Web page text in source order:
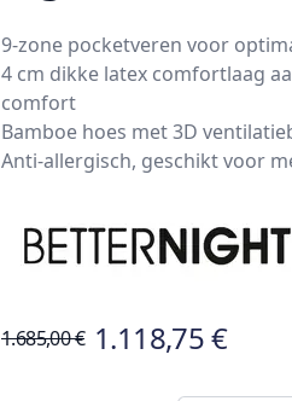
9-zone pocketveren voor
4 cm dikke latex comfortlaag
comfort
Bamboe hoes met 3D
Anti-allergisch, geschikt voor
1.685,00 € 1.118,75 €